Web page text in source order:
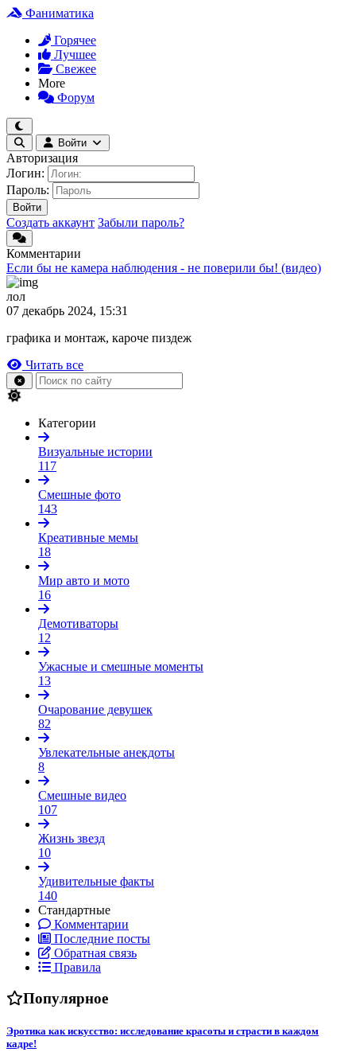
Фаниматика
Горячее
Лучшее
Свежее
More
Форум
Войти
Авторизация
Логин:
Пароль:
Войти
Создать аккаунт Забыли пароль?
Комментарии
Если бы не камера наблюдения - не поверили бы! (видео)
лол
07 декабрь 2024, 15:31
графика и монтаж, кароче пиздеж
Читать все
Категории
Визуальные истории
117
Смешные фото
143
Креативные мемы
18
Мир авто и мото
16
Демотиваторы
12
Ужасные и смешные моменты
13
Очарование девушек
82
Увлекательные анекдоты
8
Смешные видео
107
Жизнь звезд
10
Удивительные факты
140
Стандартные
Комментарии
Последние посты
Обратная связь
Правила
Популярное
Эротика как искусство: исследование красоты и страсти в каждом
кадре!